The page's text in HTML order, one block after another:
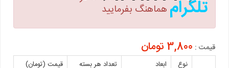
تلگرام هماهنگ بفرمایید
قیمت : 3,800 تومان
نوع ابعاد تعداد هر بسته
قیمت (تومان)